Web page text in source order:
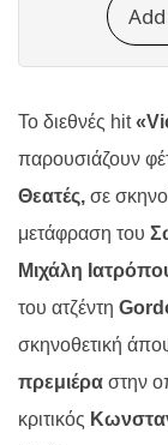
Το διεθνές hit «V
παρουσιάζουν
Θεατές, σε
μετάφραση του
Μιχάλη
του ατζέντη
σκηνοθετική
πρεμιέρα στην
κριτικός